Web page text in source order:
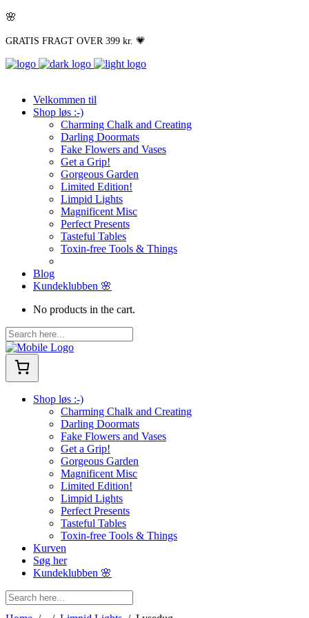
🌸
GRATIS FRAGT OVER 399 kr. 💗
Velkommen til
Shop løs :-)
Charming Chalk and Creating
Darling Doormats
Fake Flowers and Vases
Get a Grip!
Gorgeous Garden
Limited Edition!
Limpid Lights
Magnificent Misc
Perfect Presents
Tasteful Tables
Toxin-free Tools & Things
Blog
Kundeklubben 🌸
No products in the cart.
Shop løs :-)
Charming Chalk and Creating
Darling Doormats
Fake Flowers and Vases
Get a Grip!
Gorgeous Garden
Magnificent Misc
Limited Edition!
Limpid Lights
Perfect Presents
Tasteful Tables
Toxin-free Tools & Things
Kurven
Søg her
Kundeklubben 🌸